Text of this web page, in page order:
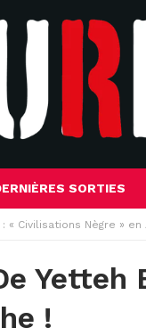
SORTIES
« Civilisations Nègre » en
!